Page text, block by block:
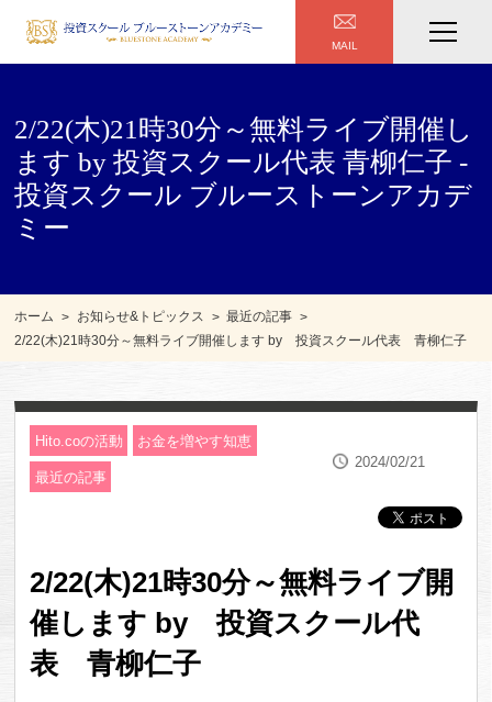
MAIL
2/22(木)21時30分～無料ライブ開催し
ます by 投資スクール代表 青柳仁子 -
投資スクール ブルーストーンアカデ
ミー
ホーム お知らせ&トピックス
最近の記事
2/22(木)21時30分～無料ライブ開催します by 投資スクール代表 青柳仁子
Hito.coの活動 お金を増やす知恵
最近の記事
2024/02/21
2/22(木)21時30分～無料ライブ開
催します by 投資スクール代
表 青柳仁子